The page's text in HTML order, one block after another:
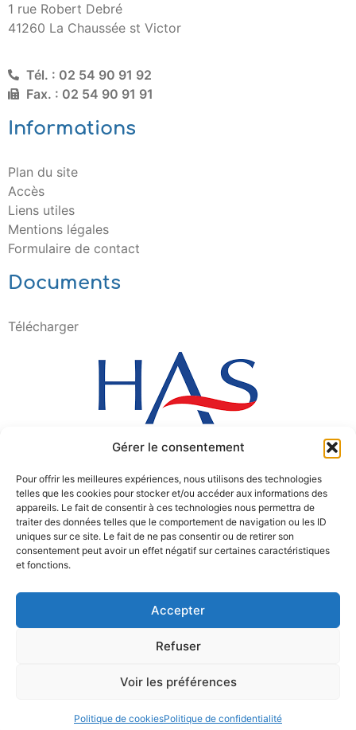
Gérer le consentement
Pour offrir les meilleures expériences, nous utilisons des technologies
telles que les cookies pour stocker et/ou accéder aux informations des
appareils. Le fait de consentir à ces technologies nous permettra de
traiter des données telles que le comportement de navigation ou les ID
uniques sur ce site. Le fait de ne pas consentir ou de retirer son
consentement peut avoir un effet négatif sur certaines caractéristiques
et fonctions.
Accepter
Refuser
Voir les préférences
Politique de cookiesPolitique de confidentialité
1 rue Robert Debré
41260 La Chaussée st Victor
Tél. : 02 54 90 91 92
Fax. : 02 54 90 91 91
Informations
Plan du site
Accès
Liens utiles
Mentions légales
Formulaire de contact
Documents
Télécharger
Copyright © 2017 Polyclinique de Blois